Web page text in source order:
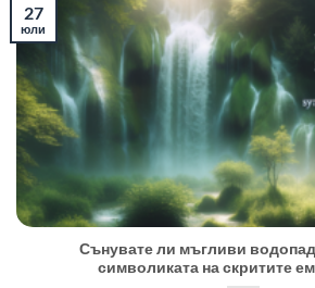
Сънувате ли мъгливи
символиката на скритите
27
юли